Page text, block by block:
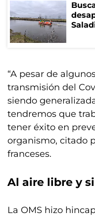
“A pesar de
transmisión del
siendo
tendremos que
tener éxito en
organismo, citado
franceses.
Al aire libre y
La OMS hizo